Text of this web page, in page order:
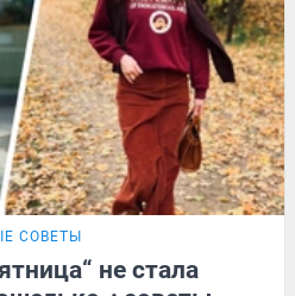
СОВЕТЫ
не стала